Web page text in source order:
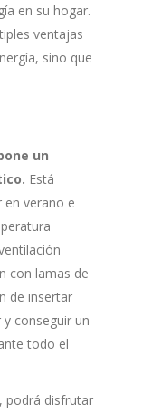
en su hogar.
ventajas
sino que
un
Está
en verano e
con lamas de
de insertar
conseguir un
todo el
, podrá disfrutar